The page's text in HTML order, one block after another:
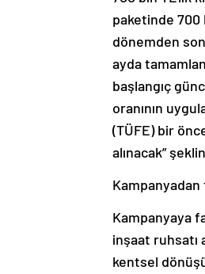
paketinde
dönemden
ayda
başlangıç
oranının
(TÜFE) bir
alınacak”
Kampanyaya
inşaat ruhsatı
kentsel